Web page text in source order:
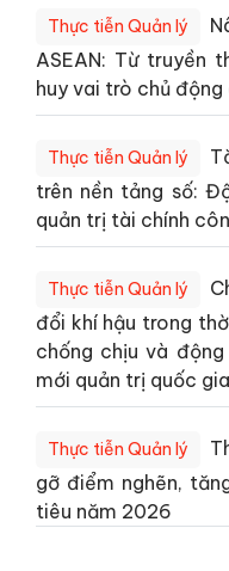
Thực tiễn Quản lý
ASEAN: Từ truyền
huy vai trò chủ
Thực tiễn Quản lý
trên nền tảng số:
quản trị tài chính
Thực tiễn Quản lý
đổi khí hậu trong
chống chịu và
mới quản trị quốc gia
Thực tiễn Quản lý
gỡ điểm nghẽn,
tiêu năm 2026